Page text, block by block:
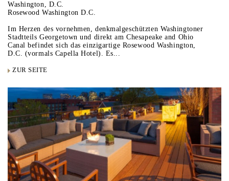
Washington, D.C.
Rosewood Washington D.C.
Im Herzen des vornehmen, denkmalgeschützten Washingtoner
Stadtteils Georgetown und direkt am Chesapeake and Ohio
Canal befindet sich das einzigartige Rosewood Washington,
D.C. (vormals Capella Hotel). Es...
ZUR SEITE